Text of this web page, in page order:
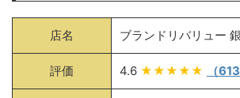
店名 ブランドリバリュー
評価 4.6 ★★★★★ （613